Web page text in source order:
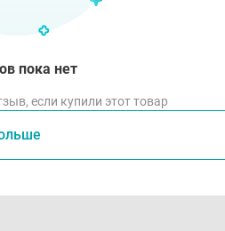
пока нет
если купили этот товар